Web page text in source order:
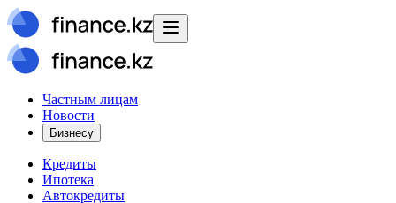
Частным лицам
Новости
Бизнесу
Кредиты
Ипотека
Автокредиты